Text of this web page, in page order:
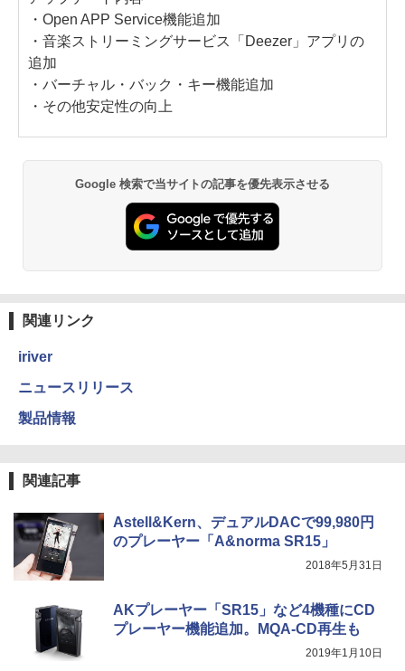
・Open APP Service機能追加
・音楽ストリーミングサービス「Deezer」アプリの
追加
・バーチャル・バック・キー機能追加
・その他安定性の向上
Google 検索で当サイトの記事を優先表示させる
関連リンク
iriver
ニュースリリース
製品情報
関連記事
Astell&Kern、デュアルDACで99,980円
のプレーヤー「A&norma SR15」
2018年5月31日
AKプレーヤー「SR15」など4機種にCD
プレーヤー機能追加。MQA-CD再生も
2019年1月10日